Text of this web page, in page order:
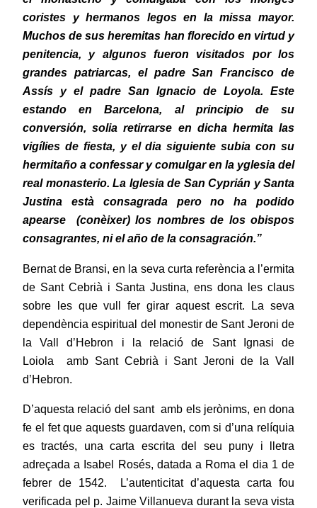
coristes y hermanos legos en la missa mayor.
Muchos de sus heremitas han florecido en virtud y
penitencia, y algunos fueron visitados por los
grandes patriarcas, el padre San Francisco de
Assís y el padre San Ignacio de Loyola. Este
estando en Barcelona, al principio de su
conversión, solia retirrarse en dicha hermita las
vigílies de fiesta, y el dia siguiente subia con su
hermitaño a confessar y comulgar en la yglesia del
real monasterio. La Iglesia de San Cyprián y Santa
Justina està consagrada pero no ha podido
apearse
(conèixer) los nombres de los obispos
consagrantes, ni el año de la consagración.”
Bernat de Bransi, en la seva curta referència a l’ermita
de Sant Cebrià i Santa Justina, ens dona les claus
sobre les que vull fer girar aquest escrit. La seva
dependència espiritual del monestir de Sant Jeroni de
la Vall d’Hebron i la relació de Sant Ignasi de
Loiola
amb Sant Cebrià i Sant Jeroni de la Vall
d’Hebron.
D’aquesta relació del sant amb els jerònims, en dona
fe el fet que aquests guardaven, com si d’una relíquia
es tractés, una carta escrita del seu puny i lletra
adreçada a Isabel Rosés, datada a Roma el dia 1 de
febrer de 1542.
L’autenticitat d’aquesta carta fou
verificada pel p. Jaime Villanueva durant la seva vista